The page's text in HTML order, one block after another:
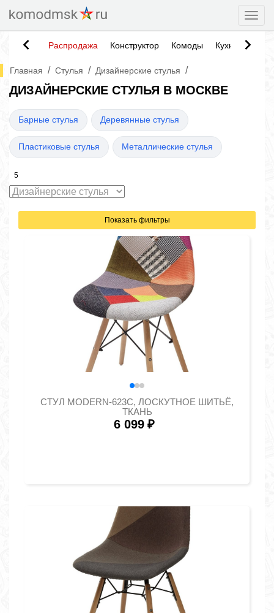
Распродажа Конструктор Комоды Кухни
Главная / Стулья / Дизайнерские стулья /
ДИЗАЙНЕРСКИЕ СТУЛЬЯ В МОСКВЕ
Барные стулья Деревянные стулья
Пластиковые стулья Металлические стулья
5
Показать фильтры
СТУЛ MODERN-623C, ЛОСКУТНОЕ ШИТЬЁ,
ТКАНЬ
6 099 ₽